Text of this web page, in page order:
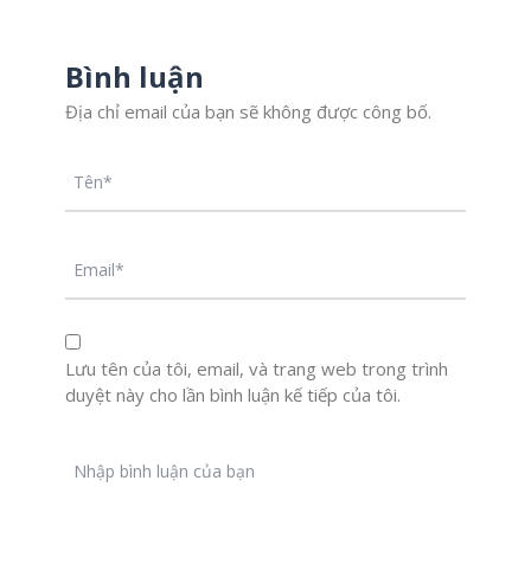
Bình luận
Địa chỉ email của bạn sẽ không được công bố.
Lưu tên của tôi, email, và trang web trong trình
duyệt này cho lần bình luận kế tiếp của tôi.